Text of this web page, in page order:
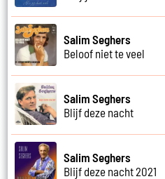
Salim Seghers
Beloof niet te veel
Salim Seghers
Blijf deze nacht
Salim Seghers
Blijf deze nacht 2021